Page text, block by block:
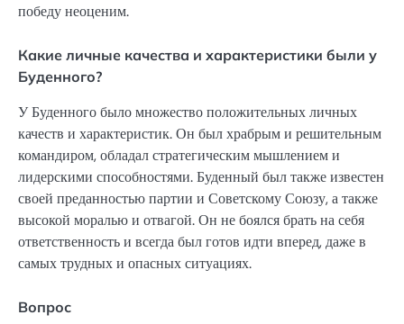
победу неоценим.
Какие личные качества и характеристики были у
Буденного?
У Буденного было множество положительных личных
качеств и характеристик. Он был храбрым и решительным
командиром, обладал стратегическим мышлением и
лидерскими способностями. Буденный был также известен
своей преданностью партии и Советскому Союзу, а также
высокой моралью и отвагой. Он не боялся брать на себя
ответственность и всегда был готов идти вперед, даже в
самых трудных и опасных ситуациях.
Вопрос